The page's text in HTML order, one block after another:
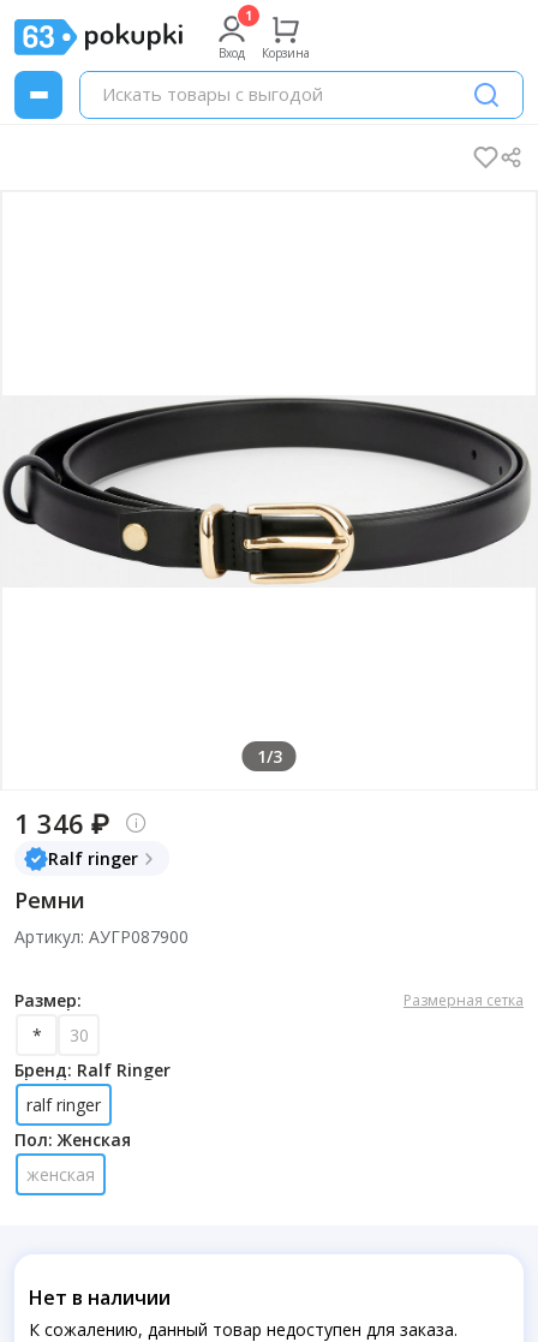
Вход Корзина
1/3
1 346 ₽
Ralf ringer
Ремни
Артикул: АУГР087900
Размер: Размерная сетка
*
30
Бренд: Ralf Ringer
ralf ringer
Пол: Женская
женская
Нет в наличии
К сожалению, данный товар недоступен для заказа.